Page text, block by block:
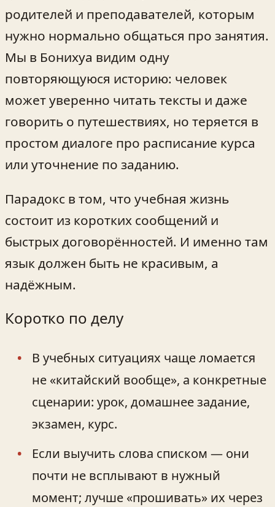
родителей и преподавателей, которым
нужно нормально общаться про занятия.
Мы в Бонихуа видим одну
повторяющуюся историю: человек
может уверенно читать тексты и даже
говорить о путешествиях, но теряется в
простом диалоге про расписание курса
или уточнение по заданию.
Парадокс в том, что учебная жизнь
состоит из коротких сообщений и
быстрых договорённостей. И именно там
язык должен быть не красивым, а
надёжным.
Коротко по делу
В учебных ситуациях чаще ломается
не «китайский вообще», а конкретные
сценарии: урок, домашнее задание,
экзамен, курс.
Если выучить слова списком — они
почти не всплывают в нужный
момент; лучше «прошивать» их через